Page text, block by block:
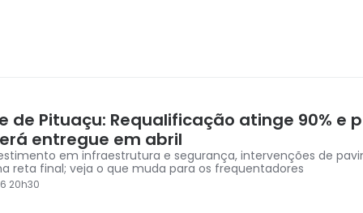
de Pituaçu: Requalificação atinge 90% e
entregue em abril
em infraestrutura e segurança, intervenções de
reta final; veja o que muda para os frequentadores
20h30